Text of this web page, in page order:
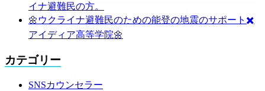
イナ避難民の方。
🌼ウクライナ避難民のための能登の地震のサポート✖️
アイディア高等学院🌼
カテゴリー
SNSカウンセラー